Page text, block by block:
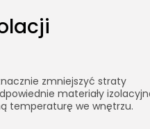
zmniejszyć straty
materiały
temperaturę we wnętrzu.